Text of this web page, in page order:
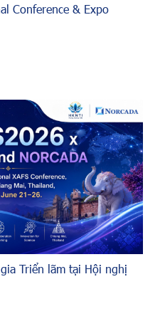
Conference & Expo
Triển lãm tại Hội nghị